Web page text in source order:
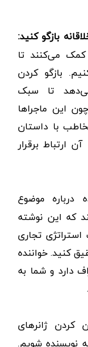
بازگو کنید:
می‌کنند تا
بازگو کردن
تا سبک
این ماجراها
با داستان
ارتباط برقرار
موضوع
که این نوشته
تجاری
کنید. خواننده
دارد و شما به
کردن ژانر‌های
نویسنده شویم.